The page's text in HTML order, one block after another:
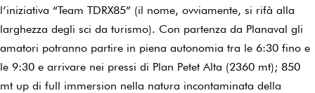
l’iniziativa “Team TDRX85” (il nome, ovviamente, si rifà alla
larghezza degli sci da turismo). Con partenza da Planaval gli
amatori potranno partire in piena autonomia tra le 6:30 fino e
le 9:30 e arrivare nei pressi di Plan Petet Alta (2360 mt); 850
mt up di full immersion nella natura incontaminata della